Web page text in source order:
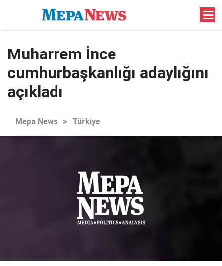
Muharrem İnce
cumhurbaşkanlığı adaylığını
açıkladı
Mepa News > Türkiye